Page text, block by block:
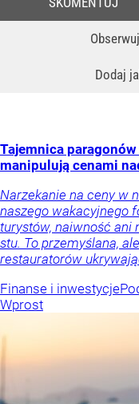
Dodaj
Tajemnica
manipulują cenami
Narzekanie na ceny w
naszego wakacyjnego
turystów, naiwność ani
stu. To przemyślana,
restauratorów
Finanse i inwestycje
Wprost